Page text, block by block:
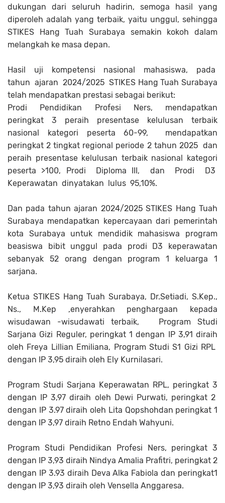
dukungan dari seluruh hadirin, semoga hasil yang
diperoleh adalah yang terbaik, yaitu unggul, sehingga
STIKES Hang Tuah Surabaya semakin kokoh dalam
melangkah ke masa depan.
Hasil uji kompetensi nasional mahasiswa, pada
tahun ajaran 2024/2025 STIKES Hang Tuah Surabaya
telah mendapatkan prestasi sebagai berikut:
Prodi Pendidikan Profesi Ners, mendapatkan
peringkat 3 peraih presentase kelulusan terbaik
nasional kategori peserta 60-99, mendapatkan
peringkat 2 tingkat regional periode 2 tahun 2025 dan
peraih presentase kelulusan terbaik nasional kategori
peserta >100, Prodi Diploma III, dan Prodi D3
Keperawatan dinyatakan lulus 95,10%.
Dan pada tahun ajaran 2024/2025 STIKES Hang Tuah
Surabaya mendapatkan kepercayaan dari pemerintah
kota Surabaya untuk mendidik mahasiswa program
beasiswa bibit unggul pada prodi D3 keperawatan
sebanyak 52 orang dengan program 1 keluarga 1
sarjana.
Ketua STIKES Hang Tuah Surabaya, Dr.Setiadi, S.Kep.,
Ns., M.Kep ,enyerahkan penghargaan kepada
wisudawan -wisudawati terbaik, Program Studi
Sarjana Gizi Reguler, peringkat 1 dengan IP 3,91 diraih
oleh Freya Lillian Emiliana, Program Studi S1 Gizi RPL
dengan IP 3,95 diraih oleh Ely Kurnilasari.
Program Studi Sarjana Keperawatan RPL, peringkat 3
dengan IP 3,97 diraih oleh Dewi Purwati, peringkat 2
dengan IP 3.97 diraih oleh Lita Qopshohdan peringkat 1
dengan IP 3,97 diraih Retno Endah Wahyuni.
Program Studi Pendidikan Profesi Ners, peringkat 3
dengan IP 3,93 diraih Nindya Amalia Prafitri, peringkat 2
dengan IP 3.93 diraih Deva Alka Fabiola dan peringkat1
dengan IP 3,93 diraih oleh Vensella Anggaresa.